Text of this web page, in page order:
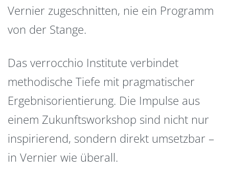
Vernier zugeschnitten, nie ein Programm
von der Stange.
Das verrocchio Institute verbindet
methodische Tiefe mit pragmatischer
Ergebnisorientierung. Die Impulse aus
einem Zukunftsworkshop sind nicht nur
inspirierend, sondern direkt umsetzbar –
in Vernier wie überall.